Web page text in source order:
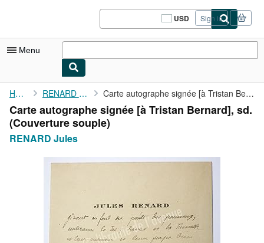
USD
Site
shopping
Sign in
Menu
My Account
My Purchases
Sign Off
Advanced Search
Art & Collectibles
Home RENARD Jules Carte autographe signée [à Tristan Bernard], sd.
Carte autographe signée [à Tristan Bernard], sd.
(Couverture souple)
RENARD Jules